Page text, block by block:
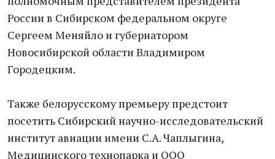
России в Сибирском федеральном округе
Сергеем Меняйло и губернатором
Новосибирской области Владимиром
Городецким.
Также белорусскому премьеру предстоит
посетить Сибирский научно-исследовательский
институт авиации имени С.А. Чаплыгина,
Медицинского технопарка и ООО